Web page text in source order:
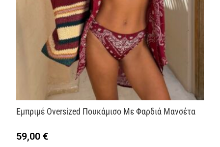
Εμπριμέ Oversized Πουκάμισο Με Φαρδιά Μανσέτα
59,00 €